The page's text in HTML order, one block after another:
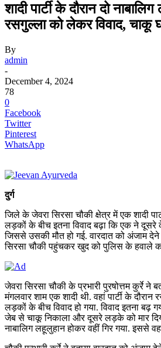
शादी पार्टी के दौरान दो
रसगुल्ला को लेकर विवाद, चाकू
By
admin
-
December 4, 2024
78
0
Facebook
Twitter
Pinterest
WhatsApp
दुर्ग
जिले के जेवरा सिरसा चौकी क्षेत्र में एक शादी
लड़कों के बीच इतना विवाद बढ़ा कि एक ने दूसरे
जिससे उसकी मौत हो गई. वारदात को अंजाम
सिरसा चौकी पहुंचकर खुद को पुलिस के हवाले
जेवरा सिरसा चौकी के प्रभारी पुरषोत्तम कुर्रे ने
मंगलवार शाम एक शादी थी. वहां पार्टी के दौरान
लड़कों के बीच विवाद हो गया. विवाद इतना
जेब से चाकू निकाला और दूसरे लड़के को मार
नाबालिग लहूलुहान होकर वहीं गिर गया. इससे